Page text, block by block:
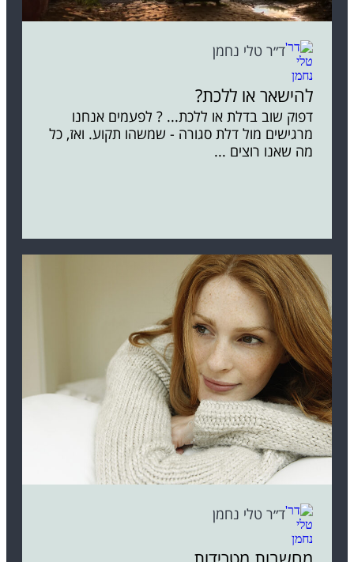
ד״ר טלי נחמן
להישאר או ללכת?
דפוק שוב בדלת או ללכת... ? לפעמים אנחנו
מרגישים מול דלת סגורה - שמשהו תקוע. ואז, כל
מה שאנו רוצים ...
ד״ר טלי נחמן